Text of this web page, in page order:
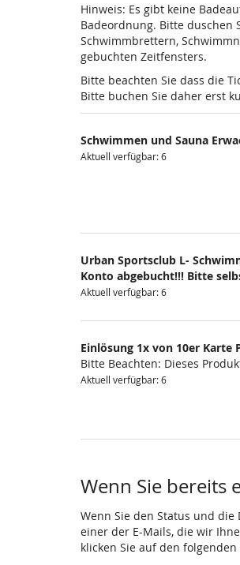
Hinweis: Es gibt keine
Badeordnung. Bitte duschen
Schwimmbrettern,
gebuchten Zeitfensters.
Bitte beachten Sie dass die
Bitte buchen Sie daher erst
Schwimmen und Sauna
Aktuell verfügbar: 6
Urban Sportsclub L-
Konto abgebucht!!! Bitte
Aktuell verfügbar: 6
Einlösung 1x von 10er Karte
Bitte Beachten: Dieses
Aktuell verfügbar: 6
Wenn Sie bereits
Wenn Sie den Status und
einer der E-Mails, die wir
klicken Sie auf den